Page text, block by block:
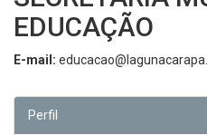
EDUCAÇÃO
E-mail:
Perfil